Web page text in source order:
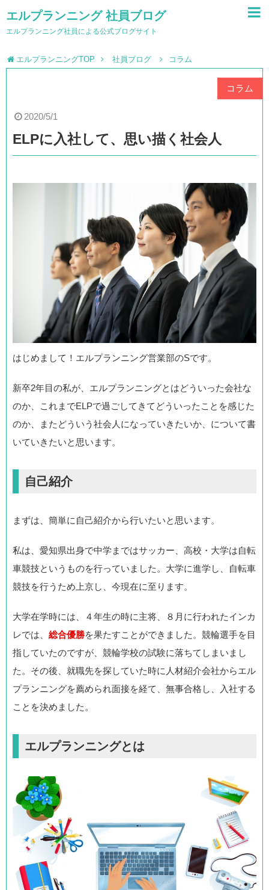
エルプランニング 社員ブログ
エルプランニング社員による公式ブログサイト
エルプランニングTOP 社員ブログ コラム
2020/5/1
コラム
ELPに入社して、思い描く社会人
はじめまして！エルプランニング営業部のSです。
新卒2年目の私が、エルプランニングとはどういった会社な
のか、これまでELPで過ごしてきてどういったことを感じた
のか、またどういう社会人になっていきたいか、について書
いていきたいと思います。
自己紹介
まずは、簡単に自己紹介から行いたいと思います。
私は、愛知県出身で中学まではサッカー、高校・大学は自転
車競技というものを行っていました。大学に進学し、自転車
競技を行うため上京し、今現在に至ります。
大学在学時には、４年生の時に主将、８月に行われたインカ
レでは、 総合優勝を果たすことができました。競輪選手を目
指していたのですが、競輪学校の試験に落ちてしまいまし
た。その後、就職先を探していた時に人材紹介会社からエル
プランニングを薦められ面接を経て、無事合格し、入社する
ことを決めました。
エルプランニングとは